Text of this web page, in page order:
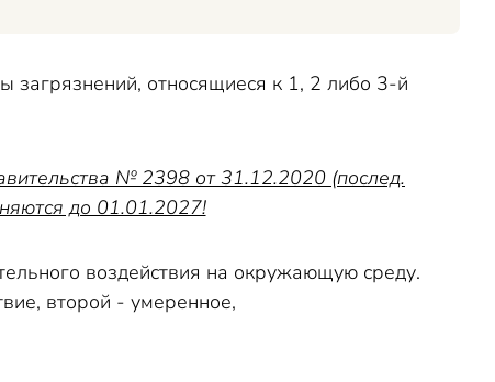
загрязнений, относящиеся к 1, 2 либо 3-й
№ 2398 от 31.12.2020 (послед.
до 01.01.2027!
воздействия на окружающую среду.
второй - умеренное,